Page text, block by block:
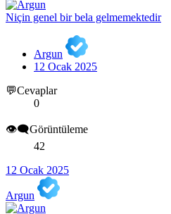
Niçin genel bir bela gelmemektedir
Argun
12 Ocak 2025
💬Cevaplar
0
👁️‍🗨️Görüntüleme
42
12 Ocak 2025
Argun